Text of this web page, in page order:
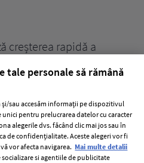
creșterea rapidă a
tale personale să rămână
și/sau accesăm informații pe dispozitivul
pentru prelucrarea datelor cu caracter
alegerile dvs. făcând clic mai jos sau în
de confidențialitate. Aceste alegeri vor fi
vor afecta navigarea. Mai multe detalii
si agentiile de publicitate